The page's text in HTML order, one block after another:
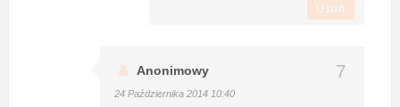
Usuń
Anonimowy
24 Października 2014 10:40